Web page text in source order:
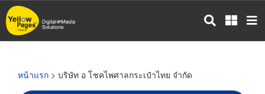
ข้าม
ไป
หน้าแรก > บริษัท อ โชคไพศาลกระเป๋าไทย จำกัด